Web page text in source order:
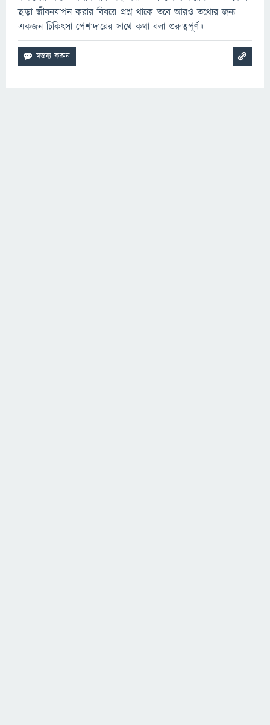
ছাড়া জীবনযাপন করার বিষয়ে প্রশ্ন থাকে তবে আরও তথ্যের জন্য
একজন চিকিৎসা পেশাদারের সাথে কথা বলা গুরুত্বপূর্ণ।